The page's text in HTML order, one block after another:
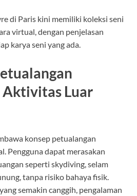
di Paris kini memiliki koleksi seni
virtual, dengan penjelasan
karya seni yang ada.
Aktivitas Luar
konsep petualangan
Pengguna dapat merasakan
seperti skydiving, selam
tanpa risiko bahaya fisik.
semakin canggih, pengalaman